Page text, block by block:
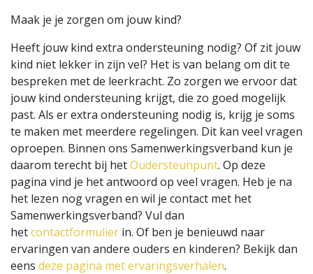
Maak je je zorgen om jouw kind?
Heeft jouw kind extra ondersteuning nodig? Of zit jouw
kind niet lekker in zijn vel? Het is van belang om dit te
bespreken met de leerkracht. Zo zorgen we ervoor dat
jouw kind ondersteuning krijgt, die zo goed mogelijk
past. Als er extra ondersteuning nodig is, krijg je soms
te maken met meerdere regelingen. Dit kan veel vragen
oproepen. Binnen ons Samenwerkingsverband kun je
daarom terecht bij hetOudersteunpunt. Op deze
pagina vind je het antwoord op veel vragen. Heb je na
het lezen nog vragen en wil je contact met het
Samenwerkingsverband? Vul dan
hetcontactformulier in. Of ben je benieuwd naar
ervaringen van andere ouders en kinderen? Bekijk dan
eens deze pagina met ervaringsverhalen.